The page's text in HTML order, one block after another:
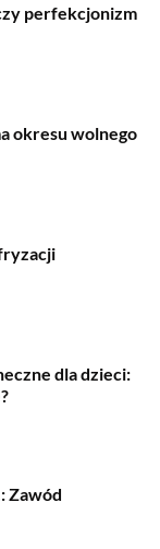
perfekcjonizm
okresu wolnego
dla dzieci:
Zawód